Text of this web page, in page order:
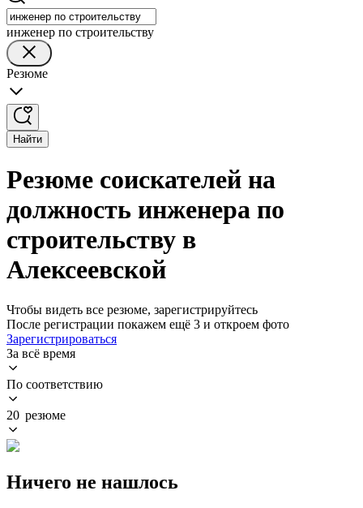
инженер по строительству
Резюме
Найти
Резюме соискателей на
должность инженера по
строительству в
Алексеевской
Чтобы видеть все резюме, зарегистрируйтесь
После регистрации покажем ещё 3 и откроем фото
Зарегистрироваться
За всё время
По соответствию
20 резюме
Ничего не нашлось